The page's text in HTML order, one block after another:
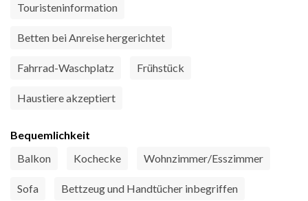
Touristeninformation
Betten bei Anreise hergerichtet
Fahrrad-Waschplatz Frühstück
Haustiere akzeptiert
Bequemlichkeit
Balkon
Kochecke Wohnzimmer/Esszimmer
Sofa Bettzeug und Handtücher inbegriffen